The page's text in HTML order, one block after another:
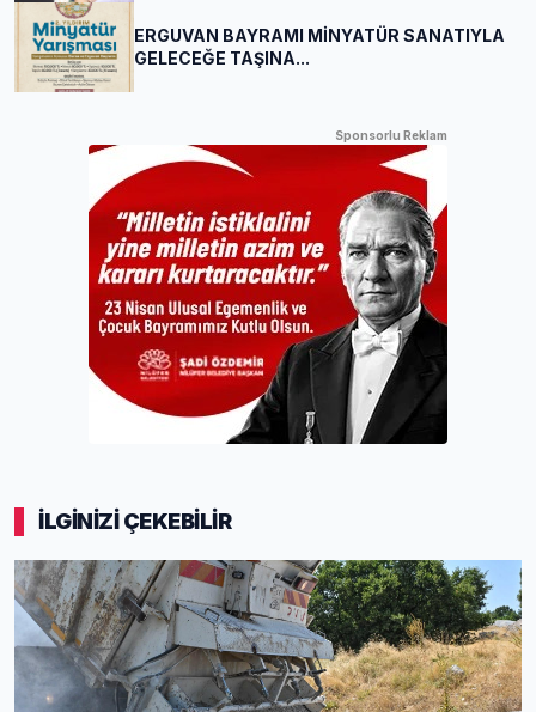
ERGUVAN BAYRAMI MİNYATÜR SANATIYLA
GELECEĞE TAŞINA...
Sponsorlu Reklam
İLGİNİZİ ÇEKEBİLİR